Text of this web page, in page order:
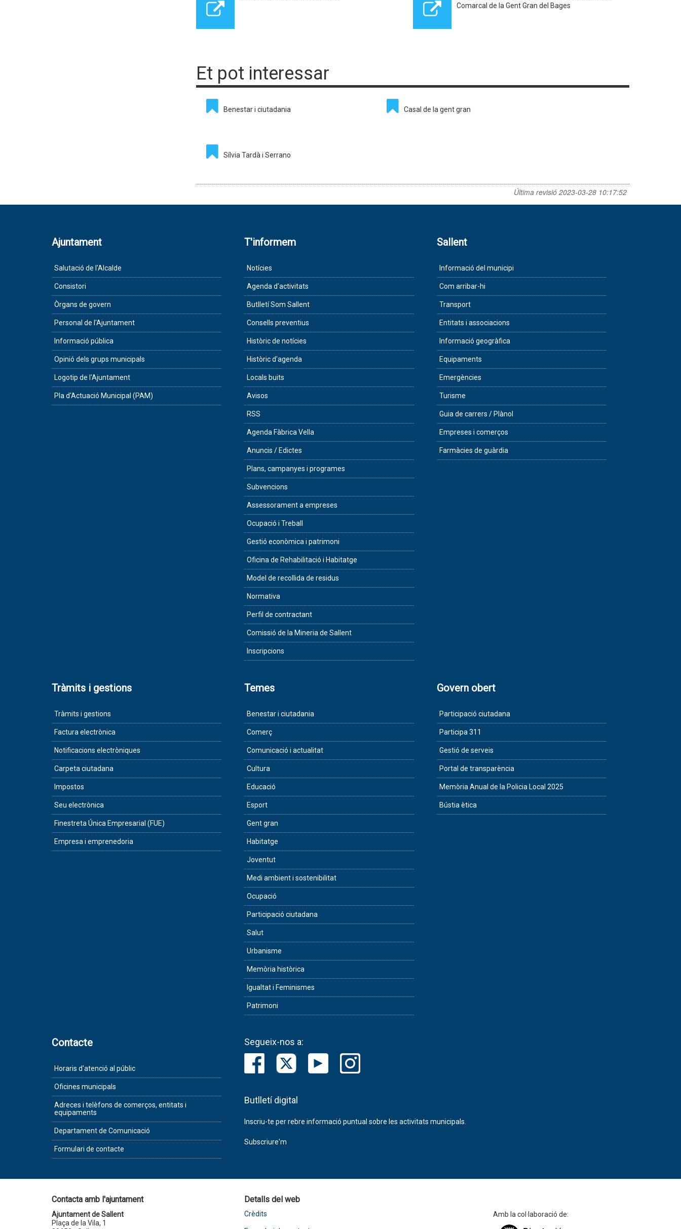
Comarcal de la Gent Gran del Bages
Et pot interessar
Benestar i ciutadania Casal de la gent gran
Sílvia Tardà i Serrano
Última revisió 2023-03-28 10:17:52
Ajuntament
Salutació de l'Alcalde
Consistori
Òrgans de govern
Personal de l'Ajuntament
Informació pública
Opinió dels grups municipals
Logotip de l'Ajuntament
Pla d'Actuació Municipal (PAM)
T'informem
Notícies
Agenda d'activitats
Butlletí Som Sallent
Consells preventius
Històric de notícies
Històric d'agenda
Locals buits
Avisos
RSS
Agenda Fàbrica Vella
Anuncis / Edictes
Plans, campanyes i programes
Subvencions
Assessorament a empreses
Ocupació i Treball
Gestió econòmica i patrimoni
Oficina de Rehabilitació i Habitatge
Model de recollida de residus
Normativa
Perfil de contractant
Comissió de la Mineria de Sallent
Inscripcions
Sallent
Informació del municipi
Com arribar-hi
Transport
Entitats i associacions
Informació geogràfica
Equipaments
Emergències
Turisme
Guia de carrers / Plànol
Empreses i comerços
Farmàcies de guàrdia
Tràmits i gestions
Tràmits i gestions
Factura electrònica
Notificacions electròniques
Carpeta ciutadana
Impostos
Seu electrònica
Finestreta Única Empresarial (FUE)
Empresa i emprenedoria
Temes
Benestar i ciutadania
Comerç
Comunicació i actualitat
Cultura
Educació
Esport
Gent gran
Habitatge
Joventut
Medi ambient i sostenibilitat
Ocupació
Participació ciutadana
Salut
Urbanisme
Memòria històrica
Igualtat i Feminismes
Patrimoni
Govern obert
Participació ciutadana
Participa 311
Gestió de serveis
Portal de transparència
Memòria Anual de la Policia Local 2025
Bústia ètica
Contacte
Horaris d'atenció al públic
Oficines municipals
Adreces i telèfons de comerços, entitats i
equipaments
Departament de Comunicació
Formulari de contacte
Segueix-nos a:
Butlletí digital
Inscriu-te per rebre informació puntual sobre les activitats municipals.
Subscriure'm
Contacta amb l'ajuntament
Ajuntament de Sallent
Plaça de la Vila, 1
Detalls del web
Crèdits Amb la col·laboració de: